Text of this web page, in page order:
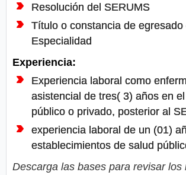
Resolución del SERUMS
Título o constancia de egresado
Especialidad
Experiencia:
Experiencia laboral como
asistencial de tres( 3) años en
público o privado, posterior al
experiencia laboral de un (01)
establecimientos de salud
Descarga las bases para revisar los